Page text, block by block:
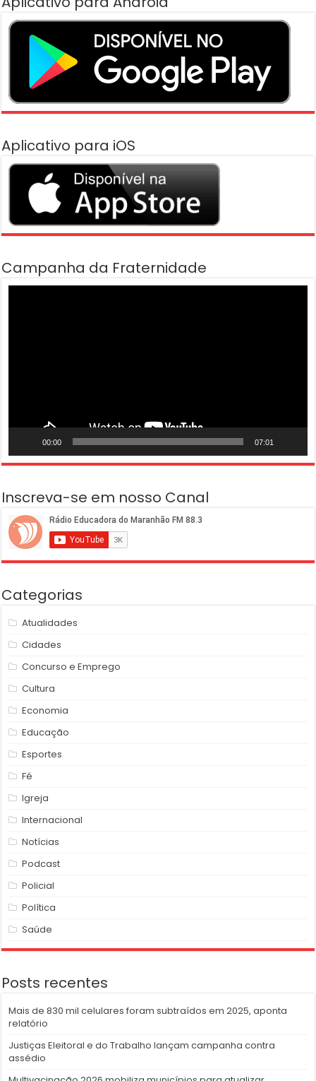
Aplicativo para iOS
Campanha da Fraternidade
00:00 07:01
Inscreva-se em nosso Canal
Categorias
Atualidades
Cidades
Concurso e Emprego
Cultura
Economia
Educação
Esportes
Fé
Igreja
Internacional
Notícias
Podcast
Policial
Política
Saúde
Posts recentes
Mais de 830 mil celulares foram subtraídos em 2025, aponta
relatório
Justiças Eleitoral e do Trabalho lançam campanha contra
assédio